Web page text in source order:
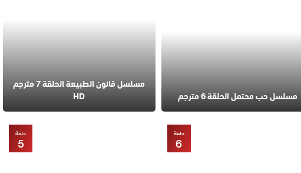
مسلسل حب محتمل الحلقة 6 مترجم
مسلسل قانون الطبيعة الحلقة 7 مترجم
HD
حلقة
6
حلقة
5